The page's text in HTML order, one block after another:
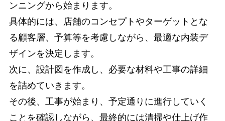
ンニングから始まります。
具体的には、店舗のコンセプトやターゲットとな
る顧客層、予算等を考慮しながら、最適な内装デ
ザインを決定します。
次に、設計図を作成し、必要な材料や工事の詳細
を詰めていきます。
その後、工事が始まり、予定通りに進行していく
ことを確認しながら、最終的には清掃や仕上げ作